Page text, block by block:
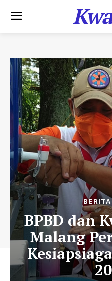
BPBD dan
Malang